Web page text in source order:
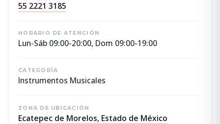
55 2221 3185
HORARIO DE ATENCIÓN
Lun-Sáb 09:00-20:00, Dom 09:00-19:00
CATEGORÍA
Instrumentos Musicales
ZONA DE UBICACIÓN
Ecatepec de Morelos, Estado de México